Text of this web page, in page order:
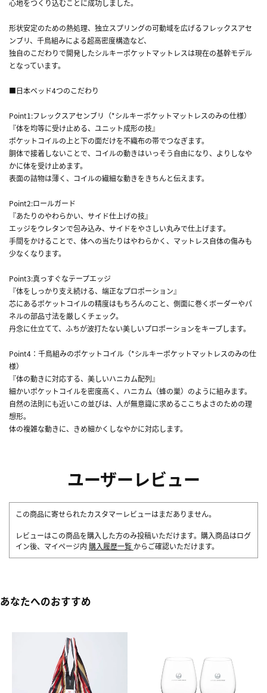
心地をつくり込むことに成功しました。
形状安定のための熱処理、独立スプリングの可動域を広げるフレックスアセ
ンブリ、千鳥組みによる超高密度構造など、
独自のこだわりで開発したシルキーポケットマットレスは現在の基幹モデル
となっています。
■日本ベッド4つのこだわり
Point1:フレックスアセンブリ（*シルキーポケットマットレスのみの仕様）
『体を均等に受け止める、ユニット成形の技』
ポケットコイルの上と下の面だけを不織布の帯でつなぎます。
胴体で接着しないことで、コイルの動きはいっそう自由になり、よりしなや
かに体を受け止めます。
表面の詰物は薄く、コイルの繊細な動きをきちんと伝えます。
Point2:ロールガード
『あたりのやわらかい、サイド仕上げの技』
エッジをウレタンで包み込み、サイドをやさしい丸みで仕上げます。
手間をかけることで、体への当たりはやわらかく、マットレス自体の傷みも
少なくなります。
Point3:真っすぐなテープエッジ
『体をしっかり支え続ける、端正なプロポーション』
芯にあるポケットコイルの精度はもちろんのこと、側面に巻くボーダーやパ
ネルの部品寸法を厳しくチェック。
丹念に仕立てて、ふちが波打たない美しいプロポーションをキープします。
Point4：千鳥組みのポケットコイル（*シルキーポケットマットレスのみの仕
様）
『体の動きに対応する、美しいハニカム配列』
細かいポケットコイルを密度高く、ハニカム（蜂の巣）のように組みます。
自然の法則にも近いこの並びは、人が無意識に求めるここちよさのための理
想形。
体の複雑な動きに、きめ細かくしなやかに対応します。
ユーザーレビュー
この商品に寄せられたカスタマーレビューはまだありません。
レビューはこの商品を購入した方のみ投稿いただけます。購入商品はログ
イン後、マイページ内 購入履歴一覧 からご確認いただけます。
あなたへのおすすめ